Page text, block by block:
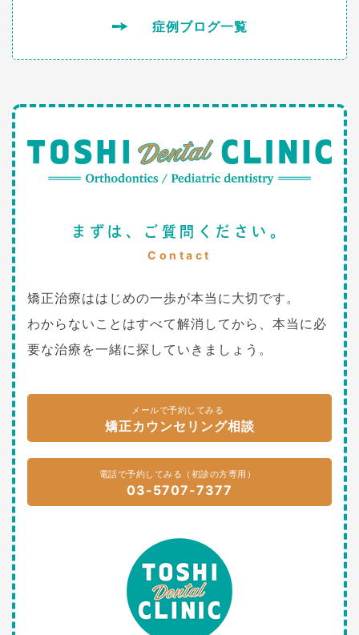
症例ブログ一覧
まずは、ご質問ください。
Contact
矯正治療ははじめの一歩が本当に大切です。
わからないことはすべて解消してから、本当に必
要な治療を一緒に探していきましょう。
メールで予約してみる
矯正カウンセリング相談
電話で予約してみる（初診の方専用）
03-5707-7377